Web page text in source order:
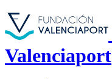
Valenciaport